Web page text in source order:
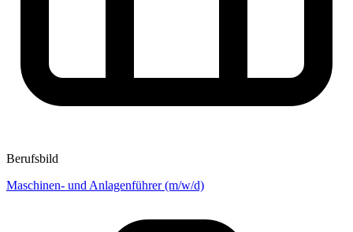
Berufsbild
Maschinen- und Anlagenführer (m/w/d)